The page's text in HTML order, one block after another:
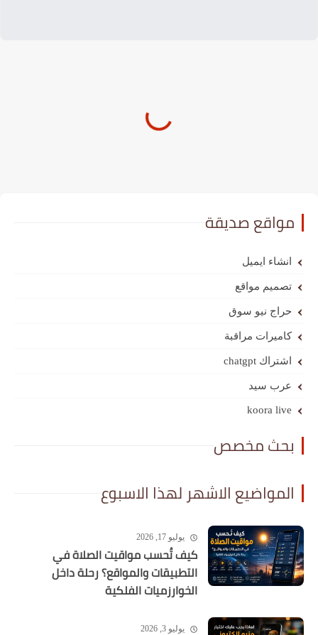
مواقع صديقة
انشاء ايميل
تصميم مواقع
حراج نيو سوق
كاميرات مراقبة
اشتراك chatgpt
عرب سيد
koora live
بحث مخصص
المواضيع الاشهر لهذا الاسبوع
يوليو 17, 2026
كيف تُحسب مواقيت الصلاة في
التطبيقات والمواقع؟ رحلة داخل
الخوارزميات الفلكية
يوليو 3, 2026